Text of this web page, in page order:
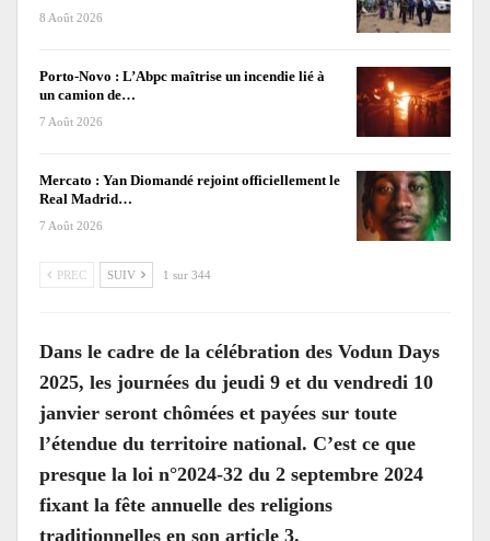
8 Août 2026
Porto-Novo : L’Abpc maîtrise un incendie lié à
un camion de…
7 Août 2026
Mercato : Yan Diomandé rejoint officiellement le
Real Madrid…
7 Août 2026
PREC SUIV 1 sur 344
Dans le cadre de la célébration des Vodun Days
2025, les journées du jeudi 9 et du vendredi 10
janvier seront chômées et payées sur toute
l’étendue du territoire national. C’est ce que
presque la loi n°2024-32 du 2 septembre 2024
fixant la fête annuelle des religions
traditionnelles en son article 3.